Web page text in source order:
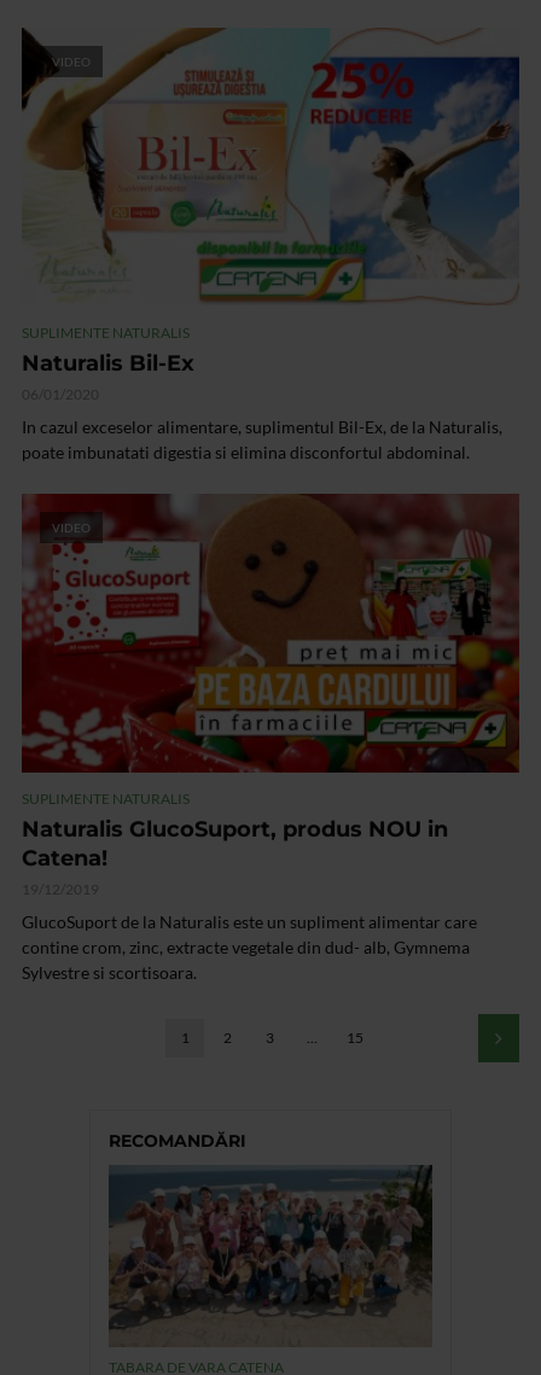
VIDEO
SUPLIMENTE NATURALIS
Naturalis Bil-Ex
06/01/2020
In cazul exceselor alimentare, suplimentul Bil-Ex, de la Naturalis,
poate imbunatati digestia si elimina disconfortul abdominal.
VIDEO
SUPLIMENTE NATURALIS
Naturalis GlucoSuport, produs NOU in
Catena!
19/12/2019
GlucoSuport de la Naturalis este un supliment alimentar care
contine crom, zinc, extracte vegetale din dud- alb, Gymnema
Sylvestre si scortisoara.
1 2 3 … 15
RECOMANDĂRI
TABARA DE VARA CATENA